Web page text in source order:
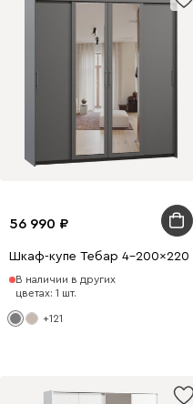
56 990
Шкаф-купе Тебар 4-200x220
В наличии в других
цветах: 1 шт.
+121